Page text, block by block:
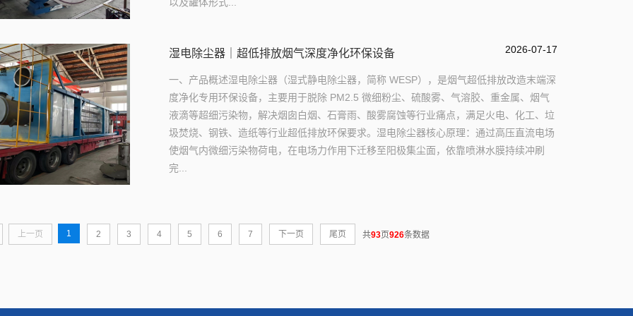
湿电除尘器｜超低排放烟气深度净化环保设备 2026-07-17
一、产品概述湿电除尘器（湿式静电除尘器，简称 WESP），是烟气超低排放改造末端深
度净化专用环保设备，主要用于脱除 PM2.5 微细粉尘、硫酸雾、气溶胶、重金属、烟气
液滴等超细污染物，解决烟囱白烟、石膏雨、酸雾腐蚀等行业痛点，满足火电、化工、垃
圾焚烧、钢铁、造纸等行业超低排放环保要求。湿电除尘器核心原理：通过高压直流电场
使烟气内微细污染物荷电，在电场力作用下迁移至阳极集尘面，依靠喷淋水膜持续冲刷
完...
上一页 1 2 3 4 5 6 7 下一页 尾页 共93页926条数据